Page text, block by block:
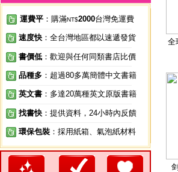
運費平 ：購滿NT$2000台灣免運費
速度快 ：全台灣地區都以速遞發貨
書價低 ：歡迎與任何同類書店比價
品種多 ：超過80多萬簡體中文書籍
英文書 ：多達20萬種英文原版書籍
找書快 ：提供資料，24小時內反饋
環保包裝 ：採用紙箱、氣泡紙材料
全